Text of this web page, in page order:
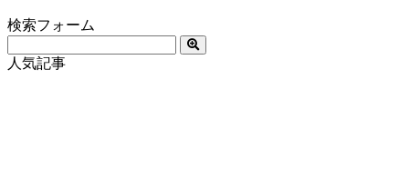
検索フォーム
人気記事